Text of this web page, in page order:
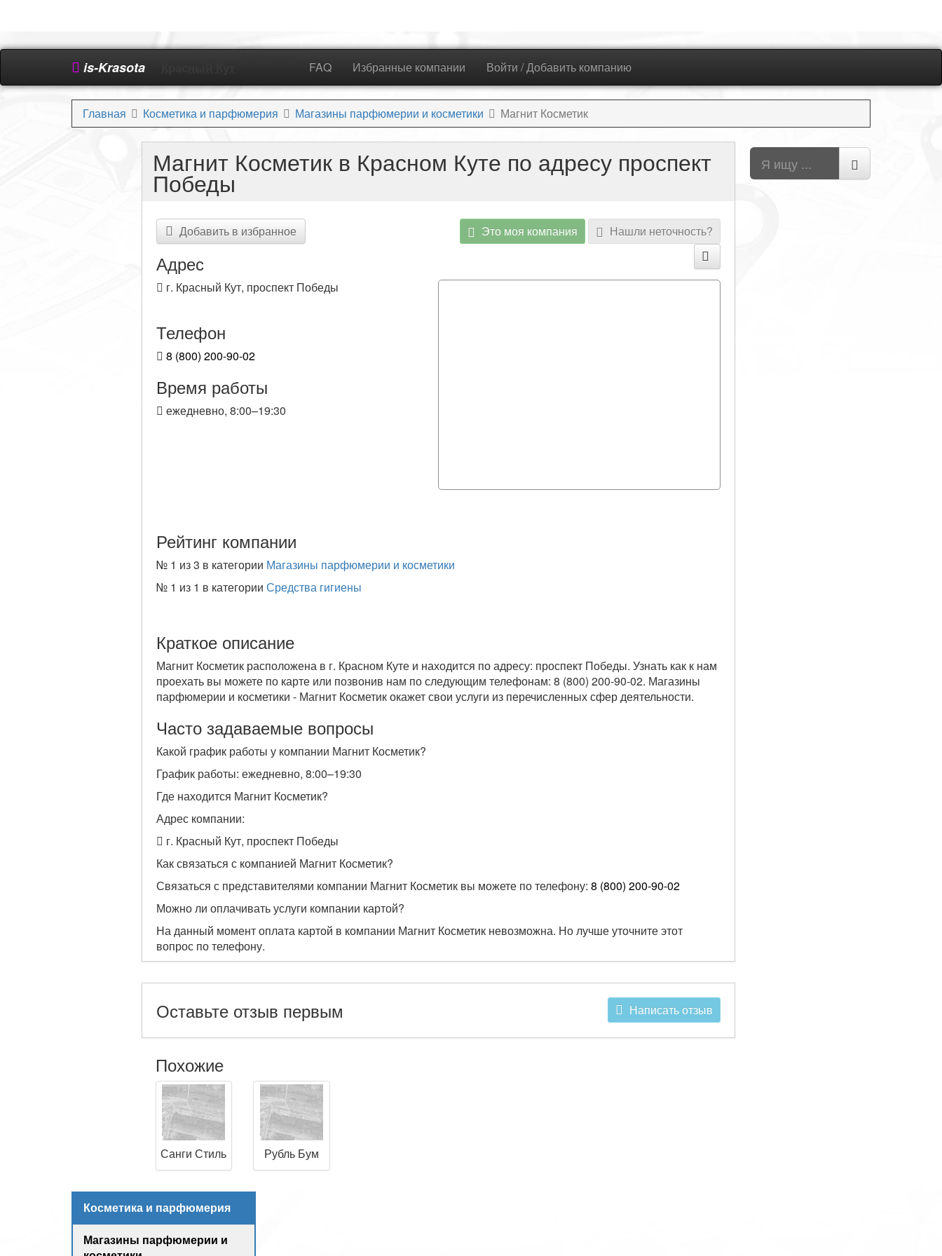
is-Krasota FAQ Избранные компании Войти / Добавить компанию
Главная Косметика и парфюмерия Магазины парфюмерии и косметики Магнит Косметик
Магнит Косметик в Красном Куте по адресу проспект
Победы
Добавить в избранное
Адрес
г. Красный Кут, проспект Победы
Телефон
8 (800) 200-90-02
Время работы
ежедневно, 8:00–19:30
Это моя компания Нашли неточность?
Рейтинг компании
№ 1 из 3 в категории Магазины парфюмерии и косметики
№ 1 из 1 в категории Средства гигиены
Краткое описание
Магнит Косметик расположена в г. Красном Куте и находится по адресу: проспект Победы. Узнать как к нам
проехать вы можете по карте или позвонив нам по следующим телефонам: 8 (800) 200-90-02. Магазины
парфюмерии и косметики - Магнит Косметик окажет свои услуги из перечисленных сфер деятельности.
Часто задаваемые вопросы
Какой график работы у компании Магнит Косметик?
График работы: ежедневно, 8:00–19:30
Где находится Магнит Косметик?
Адрес компании:
г. Красный Кут, проспект Победы
Как связаться с компанией Магнит Косметик?
Связаться с представителями компании Магнит Косметик вы можете по телефону: 8 (800) 200-90-02
Можно ли оплачивать услуги компании картой?
На данный момент оплата картой в компании Магнит Косметик невозможна. Но лучше уточните этот
вопрос по телефону.
Оставьте отзыв первым Написать отзыв
Похожие
Санги Стиль Рубль Бум
Косметика и парфюмерия
Магазины парфюмерии и